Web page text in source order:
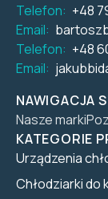
Telefon: +48
Email:
Telefon: +48
Email:
NAWIGACJA
Nasze marki
KATEGORIE
Urządzenia
Chłodziarki do